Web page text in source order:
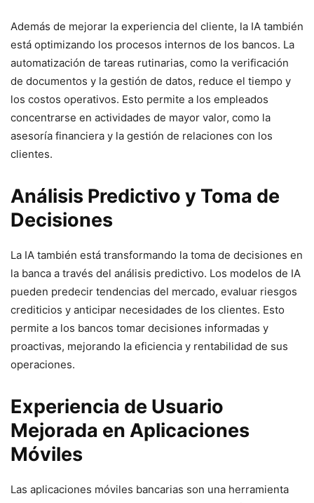
Además de mejorar la experiencia del cliente, la IA también
está optimizando los procesos internos de los bancos. La
automatización de tareas rutinarias, como la verificación
de documentos y la gestión de datos, reduce el tiempo y
los costos operativos. Esto permite a los empleados
concentrarse en actividades de mayor valor, como la
asesoría financiera y la gestión de relaciones con los
clientes.
Análisis Predictivo y Toma de
Decisiones
La IA también está transformando la toma de decisiones en
la banca a través del análisis predictivo. Los modelos de IA
pueden predecir tendencias del mercado, evaluar riesgos
crediticios y anticipar necesidades de los clientes. Esto
permite a los bancos tomar decisiones informadas y
proactivas, mejorando la eficiencia y rentabilidad de sus
operaciones.
Experiencia de Usuario
Mejorada en Aplicaciones
Móviles
Las aplicaciones móviles bancarias son una herramienta